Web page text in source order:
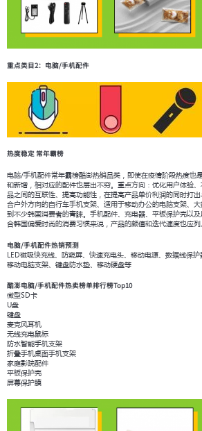
重点类目2：电脑/手机配件
热度稳定 常年霸榜
电脑/手机配件常年霸榜酷澎热销品类，即使在疫情阶段热度也
和新增，相对应的配件也层出不穷。重点方向：优化用户体验
品之间的互联性、提高功能性，在提高产品单价利润的同时打
合户外方向的自行车手机支架、适用于移动办公的电脑支架、
到不少韩国消费者的青睐。手机配件、充电器、平板保护壳以
合韩国偏爱时尚的消费习惯来说，产品的颜值和迭代速度也应列
电脑/手机配件热销预测
LED磁吸快充线、防窥屏、快速充电头、移动电源、数据线保护
移动电脑支架、键盘防水垫、移动硬盘等
酷澎电脑/手机配件热卖榜单排行榜Top10
微型SD卡
U盘
键盘
麦克风耳机
无线充电鼠标
防水智能手机支架
折叠手机桌面手机支架
家庭影院配件
平板保护壳
屏幕保护膜